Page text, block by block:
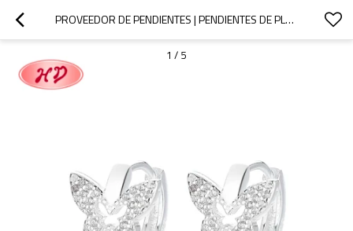
PROVEEDOR DE PENDIENTES | PENDIENTES DE PLATA 925 CON MICROINCRUSTACIONES DE CIRCONITAS, MARIPOSAS E INSECTOS
1 / 5